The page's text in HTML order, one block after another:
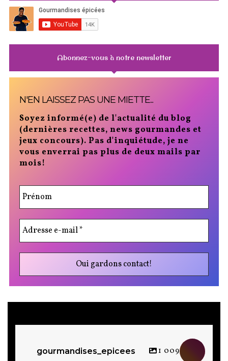
Abonnez-vous à notre newsletter
N'EN LAISSEZ PAS UNE MIETTE...
Soyez informé(e) de l'actualité du blog
(dernières recettes, news gourmandes et
jeux concours). Pas d'inquiétude, je ne
vous enverrai pas plus de deux mails par
mois!
gourmandises_epicees 1 009